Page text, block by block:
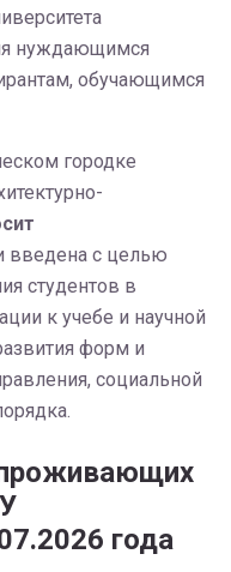
нуждающимся
обучающимся
городке
введена с целью
студентов в
к учебе и научной
форм и
социальной
проживающих
года